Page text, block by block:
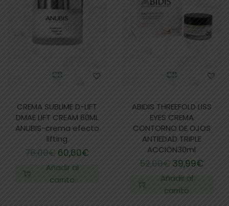
CREMA SUBLIME D-LIFT
DMAE LIFT CREAM 60ML
ANUBIS-crema efecto
lifting
76,00€60,60€
Añadir al
carrito
ABIDIS THREEFOLD LISS
EYES CREMA
CONTORNO DE OJOS
ANTIEDAD TRIPLE
ACCIÓN30ml
52,00€ 39,99€
Añadir al
carrito